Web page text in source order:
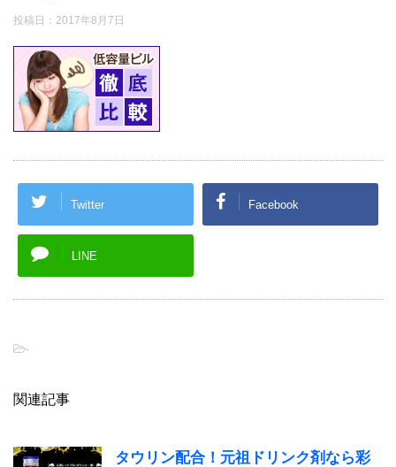
投稿日： 2017年8月7日
Twitter Facebook
LINE
-
関連記事
タウリン配合！元祖ドリンク剤なら彩